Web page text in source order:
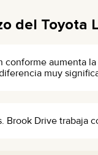
del Toyota
conforme aumenta
muy
Brook Drive trabaja